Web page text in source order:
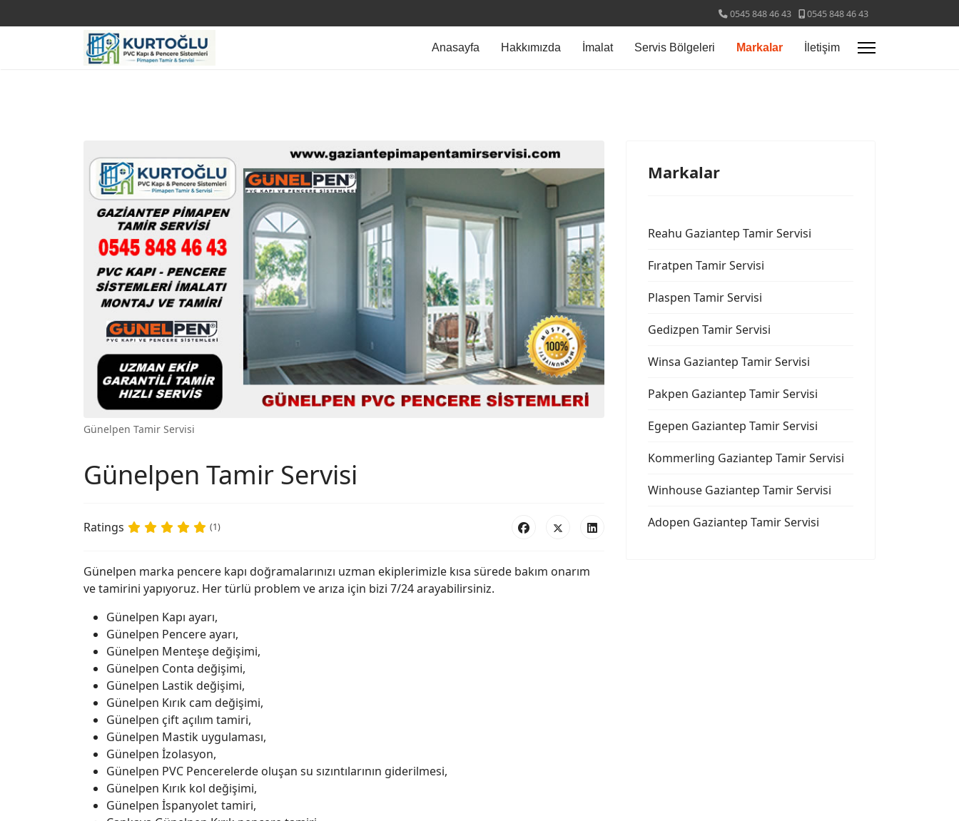
0545 848 46 43 0545 848 46 43
Anasayfa Hakkımızda İmalat Servis Bölgeleri Markalar İletişim
Günelpen Tamir Servisi
Günelpen Tamir Servisi
Ratings (1)
Günelpen marka pencere kapı doğramalarınızı uzman ekiplerimizle kısa sürede bakım onarım
ve tamirini yapıyoruz. Her türlü problem ve arıza için bizi 7/24 arayabilirsiniz.
Günelpen Kapı ayarı,
Günelpen Pencere ayarı,
Günelpen Menteşe değişimi,
Günelpen Conta değişimi,
Günelpen Lastik değişimi,
Günelpen Kırık cam değişimi,
Günelpen çift açılım tamiri,
Günelpen Mastik uygulaması,
Günelpen İzolasyon,
Günelpen PVC Pencerelerde oluşan su sızıntılarının giderilmesi,
Günelpen Kırık kol değişimi,
Günelpen İspanyolet tamiri,
Markalar
Reahu Gaziantep Tamir Servisi
Fıratpen Tamir Servisi
Plaspen Tamir Servisi
Gedizpen Tamir Servisi
Winsa Gaziantep Tamir Servisi
Pakpen Gaziantep Tamir Servisi
Egepen Gaziantep Tamir Servisi
Kommerling Gaziantep Tamir Servisi
Winhouse Gaziantep Tamir Servisi
Adopen Gaziantep Tamir Servisi